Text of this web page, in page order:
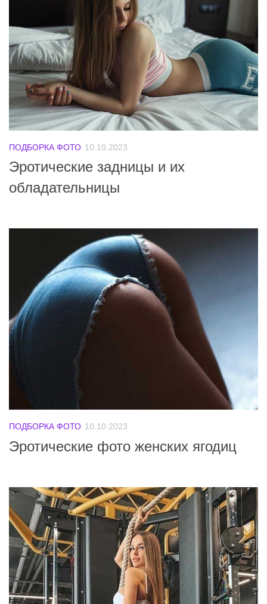
ПОДБОРКА ФОТО 10.10.2023
Эротические задницы и их
обладательницы
ПОДБОРКА ФОТО 10.10.2023
Эротические фото женских ягодиц